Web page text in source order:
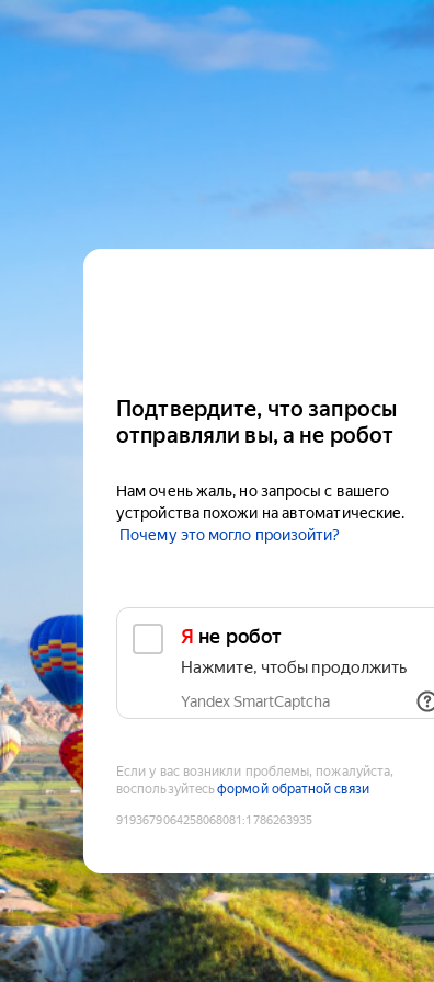
Подтвердите, что запросы
отправляли вы, а не робот
Нам очень жаль, но запросы с вашего
устройства похожи на автоматические.
Почему это могло произойти?
Я не робот
Нажмите, чтобы продолжить
Yandex SmartCaptcha
Если у вас возникли проблемы, пожалуйста,
воспользуйтесьформой обратной связи
9193679064258068081 :1786263935